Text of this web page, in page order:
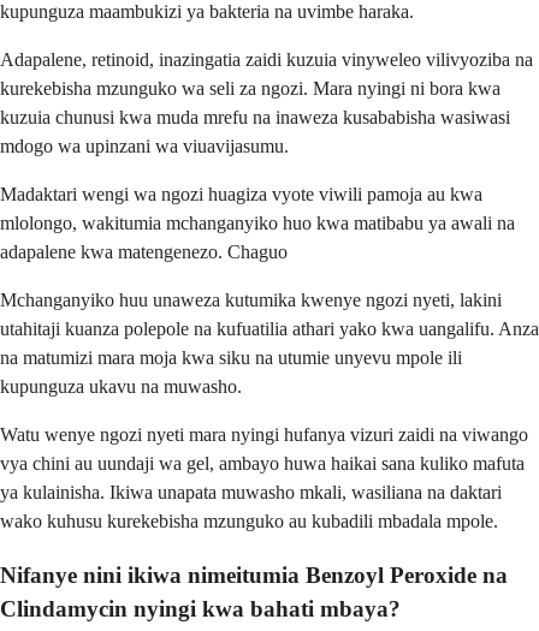
kupunguza maambukizi ya bakteria na uvimbe haraka.
Adapalene, retinoid, inazingatia zaidi kuzuia vinyweleo vilivyoziba na
kurekebisha mzunguko wa seli za ngozi. Mara nyingi ni bora kwa
kuzuia chunusi kwa muda mrefu na inaweza kusababisha wasiwasi
mdogo wa upinzani wa viuavijasumu.
Madaktari wengi wa ngozi huagiza vyote viwili pamoja au kwa
mlolongo, wakitumia mchanganyiko huo kwa matibabu ya awali na
adapalene kwa matengenezo. Chaguo
Mchanganyiko huu unaweza kutumika kwenye ngozi nyeti, lakini
utahitaji kuanza polepole na kufuatilia athari yako kwa uangalifu. Anza
na matumizi mara moja kwa siku na utumie unyevu mpole ili
kupunguza ukavu na muwasho.
Watu wenye ngozi nyeti mara nyingi hufanya vizuri zaidi na viwango
vya chini au uundaji wa gel, ambayo huwa haikai sana kuliko mafuta
ya kulainisha. Ikiwa unapata muwasho mkali, wasiliana na daktari
wako kuhusu kurekebisha mzunguko au kubadili mbadala mpole.
Nifanye nini ikiwa nimeitumia Benzoyl Peroxide na
Clindamycin nyingi kwa bahati mbaya?